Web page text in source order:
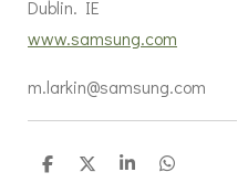
Dublin. IE
www.samsung.com
m.larkin@samsung.com
T
T
T
T